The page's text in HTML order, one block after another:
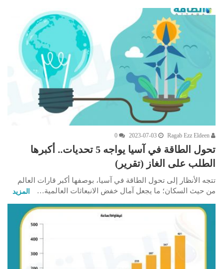
2023-07-03
0
تحول الطاقة في آسيا يواجه 5 تحديات.. أكبرها
الطلب على الغاز (تقرير)
تتجه الأنظار إلى تحول الطاقة في آسيا، بوصفها أكبر قارات العالم
من حيث السكان؛ ما يجعل آمال خفض الانبعاثات العالمية…
المزيد